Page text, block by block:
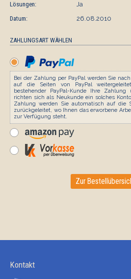
Lösungen:
Ja
Datum:
26.08.2010
ZAHLUNGSART WÄHLEN
Bei der Zahlung per PayPal werden Sie
auf die Seiten von PayPal
bestehender PayPal-Kunde Ihre Zahlung
richten sich als Neukunde ein solches
Zahlung werden Sie automatisch auf die
zurückgeleitet, wo Ihnen das erworbene
zur Verfügung steht.
Zur
Kontakt